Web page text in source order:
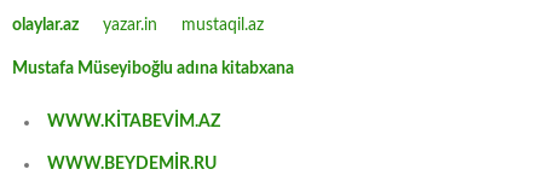
olaylar.az yazar.in mustaqil.az
Mustafa Müseyiboğlu adına kitabxana
WWW.KİTABEVİM.AZ
WWW.BEYDEMİR.RU